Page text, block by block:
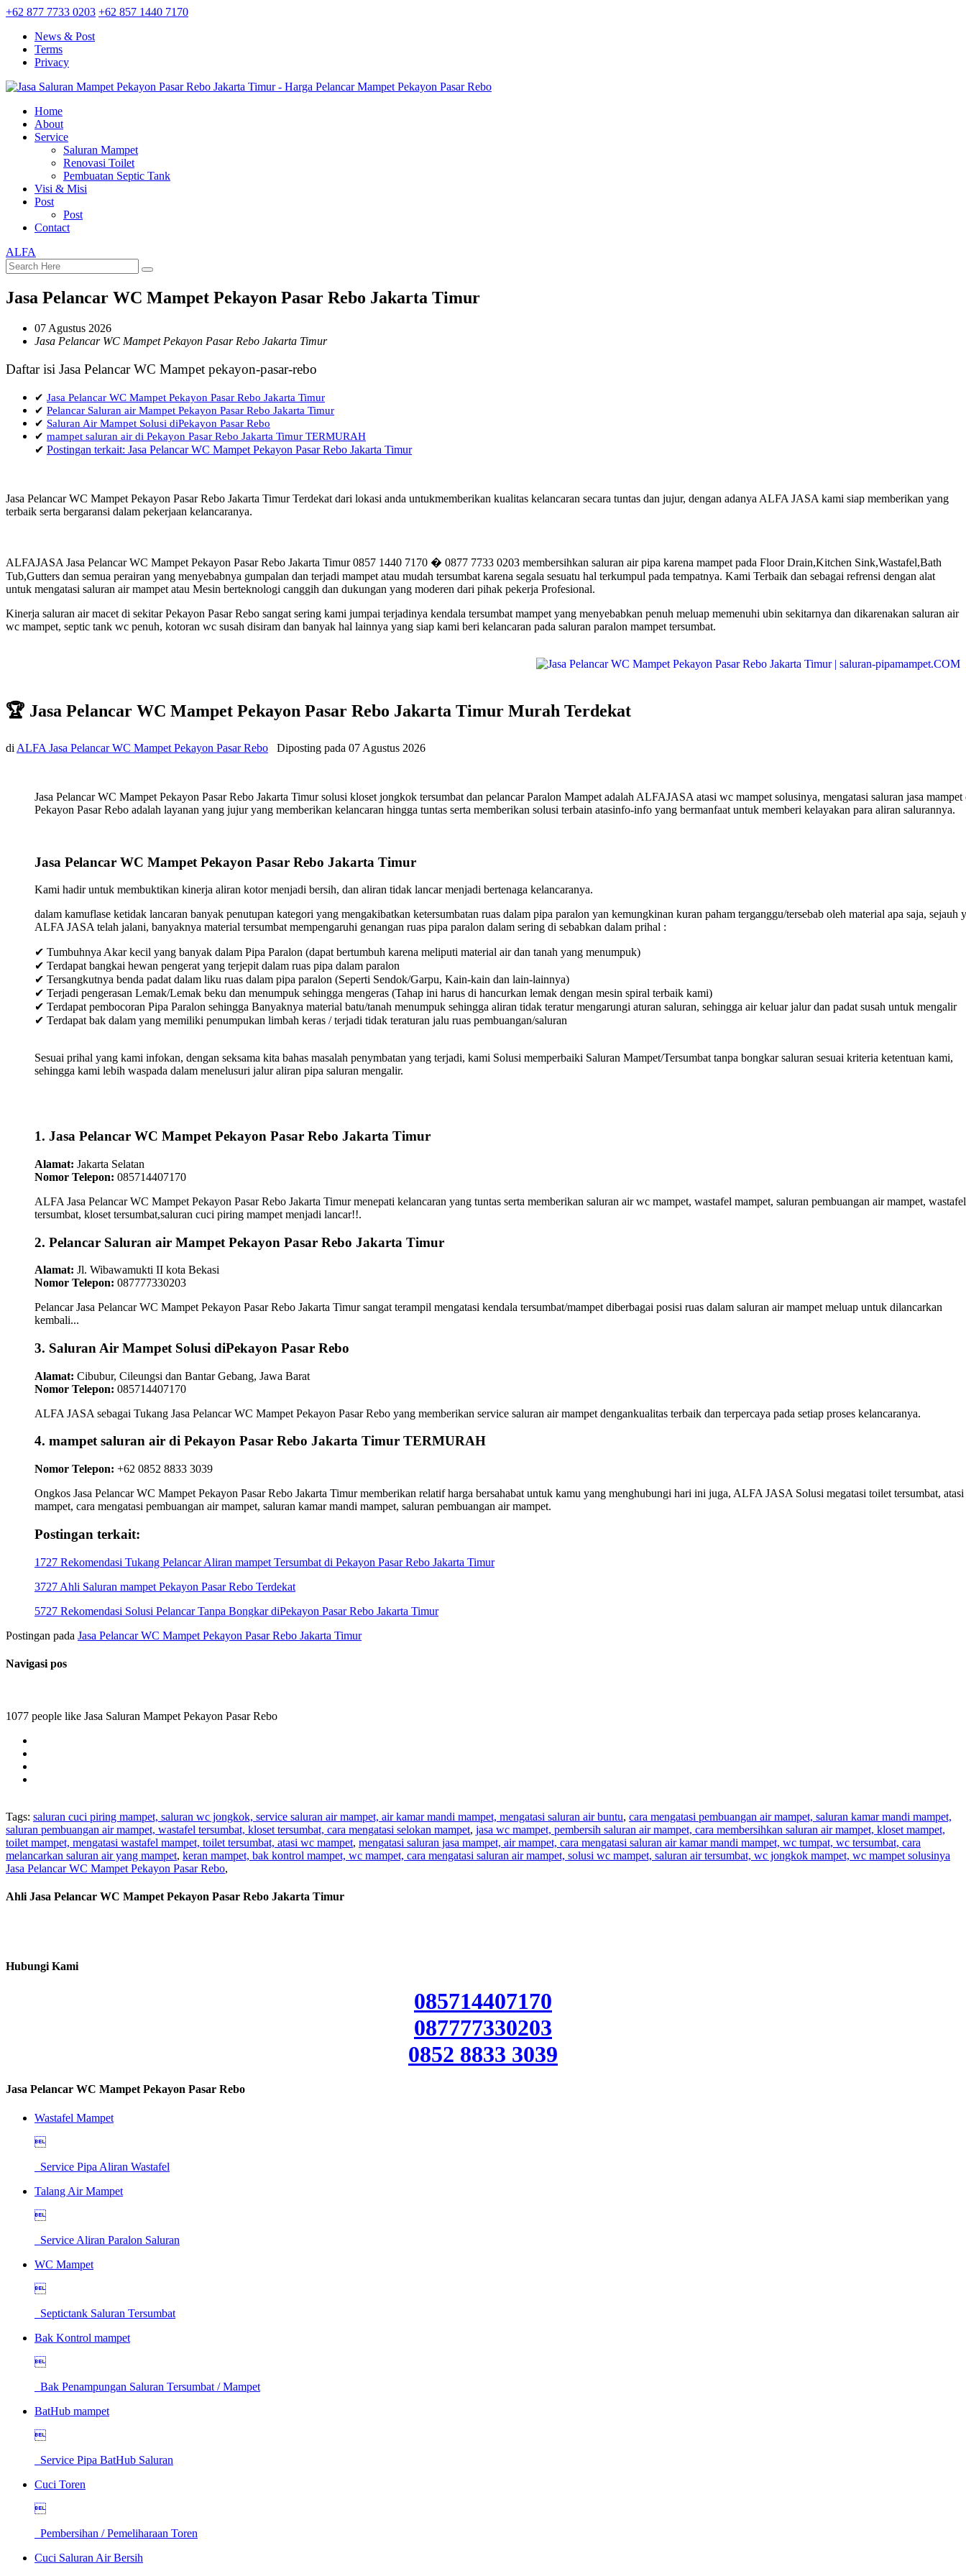
+62 877 7733 0203 +62 857 1440 7170
News & Post
Terms
Privacy
Home
About
Service
Saluran Mampet
Renovasi Toilet
Pembuatan Septic Tank
Visi & Misi
Post
Post
Contact
ALFA
Jasa Pelancar WC Mampet Pekayon Pasar Rebo Jakarta Timur
07 Agustus 2026
Jasa Pelancar WC Mampet Pekayon Pasar Rebo Jakarta Timur
Daftar isi Jasa Pelancar WC Mampet pekayon-pasar-rebo
✔ Jasa Pelancar WC Mampet Pekayon Pasar Rebo Jakarta Timur
✔ Pelancar Saluran air Mampet Pekayon Pasar Rebo Jakarta Timur
✔ Saluran Air Mampet Solusi diPekayon Pasar Rebo
✔ mampet saluran air di Pekayon Pasar Rebo Jakarta Timur TERMURAH
✔ Postingan terkait: Jasa Pelancar WC Mampet Pekayon Pasar Rebo Jakarta Timur
Jasa Pelancar WC Mampet Pekayon Pasar Rebo Jakarta Timur Terdekat dari lokasi anda untukmemberikan kualitas kelancaran secara tuntas dan jujur, dengan adanya ALFA JASA kami siap memberikan yang
terbaik serta bergaransi dalam pekerjaan kelancaranya.
ALFAJASA Jasa Pelancar WC Mampet Pekayon Pasar Rebo Jakarta Timur 0857 1440 7170 � 0877 7733 0203 membersihkan saluran air pipa karena mampet pada Floor Drain,Kitchen Sink,Wastafel,Bath
Tub,Gutters dan semua perairan yang menyebabnya gumpalan dan terjadi mampet atau mudah tersumbat karena segala sesuatu hal terkumpul pada tempatnya. Kami Terbaik dan sebagai refrensi dengan alat
untuk mengatasi saluran air mampet atau Mesin berteknologi canggih dan dukungan yang moderen dari pihak pekerja Profesional.
Kinerja saluran air macet di sekitar Pekayon Pasar Rebo sangat sering kami jumpai terjadinya kendala tersumbat mampet yang menyebabkan penuh meluap memenuhi ubin sekitarnya dan dikarenakan saluran air
wc mampet, septic tank wc penuh, kotoran wc susah disiram dan banyak hal lainnya yang siap kami beri kelancaran pada saluran paralon mampet tersumbat.
🏆 Jasa Pelancar WC Mampet Pekayon Pasar Rebo Jakarta Timur Murah Terdekat
di ALFA Jasa Pelancar WC Mampet Pekayon Pasar Rebo Diposting pada 07 Agustus 2026
Jasa Pelancar WC Mampet Pekayon Pasar Rebo Jakarta Timur solusi kloset jongkok tersumbat dan pelancar Paralon Mampet adalah ALFAJASA atasi wc mampet solusinya, mengatasi saluran jasa mampet
Pekayon Pasar Rebo adalah layanan yang jujur yang memberikan kelancaran hingga tuntas serta memberikan solusi terbain atasinfo-info yang bermanfaat untuk memberi kelayakan para aliran salurannya.
Jasa Pelancar WC Mampet Pekayon Pasar Rebo Jakarta Timur
Kami hadir untuk membuktikan kinerja aliran kotor menjadi bersih, dan aliran tidak lancar menjadi bertenaga kelancaranya.
dalam kamuflase ketidak lancaran banyak penutupan kategori yang mengakibatkan ketersumbatan ruas dalam pipa paralon yan kemungkinan kuran paham terganggu/tersebab oleh material apa saja, sejauh
ALFA JASA telah jalani, banyaknya material tersumbat mempengaruhi genangan ruas pipa paralon dalam sering di sebabkan dalam prihal :
✔ Tumbuhnya Akar kecil yang banyak dalam Pipa Paralon (dapat bertumbuh karena meliputi material air dan tanah yang menumpuk)
✔ Terdapat bangkai hewan pengerat yang terjepit dalam ruas pipa dalam paralon
✔ Tersangkutnya benda padat dalam liku ruas dalam pipa paralon (Seperti Sendok/Garpu, Kain-kain dan lain-lainnya)
✔ Terjadi pengerasan Lemak/Lemak beku dan menumpuk sehingga mengeras (Tahap ini harus di hancurkan lemak dengan mesin spiral terbaik kami)
✔ Terdapat pembocoran Pipa Paralon sehingga Banyaknya material batu/tanah menumpuk sehingga aliran tidak teratur mengarungi aturan saluran, sehingga air keluar jalur dan padat susah untuk mengalir
✔ Terdapat bak dalam yang memiliki penumpukan limbah keras / terjadi tidak teraturan jalu ruas pembuangan/saluran
Sesuai prihal yang kami infokan, dengan seksama kita bahas masalah penymbatan yang terjadi, kami Solusi memperbaiki Saluran Mampet/Tersumbat tanpa bongkar saluran sesuai kriteria ketentuan kami,
sehingga kami lebih waspada dalam menelusuri jalur aliran pipa saluran mengalir.
1. Jasa Pelancar WC Mampet Pekayon Pasar Rebo Jakarta Timur
Alamat: Jakarta Selatan
Nomor Telepon: 085714407170
ALFA Jasa Pelancar WC Mampet Pekayon Pasar Rebo Jakarta Timur menepati kelancaran yang tuntas serta memberikan saluran air wc mampet, wastafel mampet, saluran pembuangan air mampet, wastafel
tersumbat, kloset tersumbat,saluran cuci piring mampet menjadi lancar!!.
2. Pelancar Saluran air Mampet Pekayon Pasar Rebo Jakarta Timur
Alamat: Jl. Wibawamukti II kota Bekasi
Nomor Telepon: 087777330203
Pelancar Jasa Pelancar WC Mampet Pekayon Pasar Rebo Jakarta Timur sangat terampil mengatasi kendala tersumbat/mampet diberbagai posisi ruas dalam saluran air mampet meluap untuk dilancarkan
kembali...
3. Saluran Air Mampet Solusi diPekayon Pasar Rebo
Alamat: Cibubur, Cileungsi dan Bantar Gebang, Jawa Barat
Nomor Telepon: 085714407170
ALFA JASA sebagai Tukang Jasa Pelancar WC Mampet Pekayon Pasar Rebo yang memberikan service saluran air mampet dengankualitas terbaik dan terpercaya pada setiap proses kelancaranya.
4. mampet saluran air di Pekayon Pasar Rebo Jakarta Timur TERMURAH
Nomor Telepon: +62 0852 8833 3039
Ongkos Jasa Pelancar WC Mampet Pekayon Pasar Rebo Jakarta Timur memberikan relatif harga bersahabat untuk kamu yang menghubungi hari ini juga, ALFA JASA Solusi megatasi toilet tersumbat,
mampet, cara mengatasi pembuangan air mampet, saluran kamar mandi mampet, saluran pembuangan air mampet.
Postingan terkait:
1727 Rekomendasi Tukang Pelancar Aliran mampet Tersumbat di Pekayon Pasar Rebo Jakarta Timur
3727 Ahli Saluran mampet Pekayon Pasar Rebo Terdekat
5727 Rekomendasi Solusi Pelancar Tanpa Bongkar diPekayon Pasar Rebo Jakarta Timur
Postingan pada Jasa Pelancar WC Mampet Pekayon Pasar Rebo Jakarta Timur
Navigasi pos
1077 people like Jasa Saluran Mampet Pekayon Pasar Rebo
Tags: saluran cuci piring mampet, saluran wc jongkok, service saluran air mampet, air kamar mandi mampet, mengatasi saluran air buntu, cara mengatasi pembuangan air mampet, saluran kamar mandi mampet,
saluran pembuangan air mampet, wastafel tersumbat, kloset tersumbat, cara mengatasi selokan mampet, jasa wc mampet, pembersih saluran air mampet, cara membersihkan saluran air mampet, kloset mampet,
toilet mampet, mengatasi wastafel mampet, toilet tersumbat, atasi wc mampet, mengatasi saluran jasa mampet, air mampet, cara mengatasi saluran air kamar mandi mampet, wc tumpat, wc tersumbat, cara
melancarkan saluran air yang mampet, keran mampet, bak kontrol mampet, wc mampet, cara mengatasi saluran air mampet, solusi wc mampet, saluran air tersumbat, wc jongkok mampet, wc mampet solusinya
Jasa Pelancar WC Mampet Pekayon Pasar Rebo,
Ahli Jasa Pelancar WC Mampet Pekayon Pasar Rebo Jakarta Timur
Hubungi Kami
085714407170
087777330203
0852 8833 3039
Jasa Pelancar WC Mampet Pekayon Pasar Rebo
Wastafel Mampet

Service Pipa Aliran Wastafel
Talang Air Mampet

Service Aliran Paralon Saluran
WC Mampet

Septictank Saluran Tersumbat
Bak Kontrol mampet

Bak Penampungan Saluran Tersumbat / Mampet
BatHub mampet

Service Pipa BatHub Saluran
Cuci Toren

Pembersihan / Pemeliharaan Toren
Cuci Saluran Air Bersih